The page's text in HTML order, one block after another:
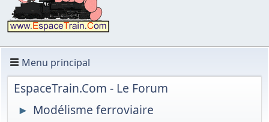
Menu principal
EspaceTrain.Com - Le Forum
► Modélisme ferroviaire